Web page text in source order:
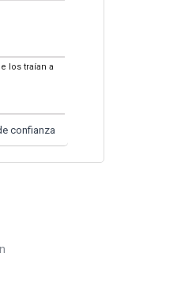
los traían a
confianza